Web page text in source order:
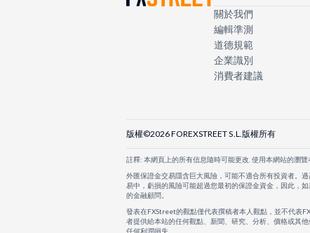
關於我們
編輯準測
道德規範
企業識別
消費者建議
版權©2026 FOREXSTREET S.L.版權所有
註釋: 本網頁上的所有信息隨時可能更改. 使用本網站的瀏
外匯保證金交易隱含巨大風險，可能不適合所有投資者。
易中，虧損的風險可能超過您最初的保證金資金，因此，
的金融顧問。
發表在FXStreet的觀點僅代表撰稿者本人觀點，並不代表
者提供給本站的任何觀點、新聞、研究、分析、價格或其
任何利潤損失。